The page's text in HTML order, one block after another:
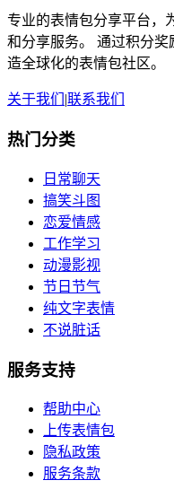
专业的表情包分享平台，
和分享服务。 通过积分
造全球化的表情包社区。
关于我们 |联系我们
热门分类
日常聊天
搞笑斗图
恋爱情感
工作学习
动漫影视
节日节气
纯文字表情
不说脏话
服务支持
帮助中心
上传表情包
隐私政策
服务条款